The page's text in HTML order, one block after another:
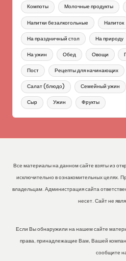
Компоты Молочные продукты
Напитки безалкогольные Напиток
На праздничный стол На природу
На ужин Обед Овощи
Пост Рецепты для начинающих
Салат (блюдо) Семейный ужин
Сыр Ужин Фрукты
Все материалы на данном сайте взяты из
исключительно в ознакомительных целях.
владельцам. Администрация сайта
несет. Сайт не
Если Вы обнаружили на нашем сайте
права, принадлежащие Вам, Вашей
сообщите